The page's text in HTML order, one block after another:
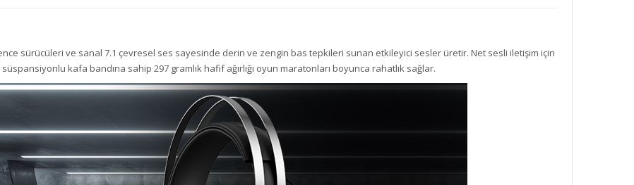
sürücüleri ve sanal 7.1 çevresel ses sayesinde derin ve zengin bas tepkileri sunan etkileyici sesler üretir. Net sesli iletişim için
kafa bandına sahip 297 gramlık hafif ağırlığı oyun maratonları boyunca rahatlık sağlar.